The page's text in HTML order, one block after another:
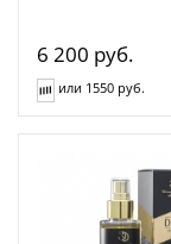
6 200 руб.
или 1550 руб.